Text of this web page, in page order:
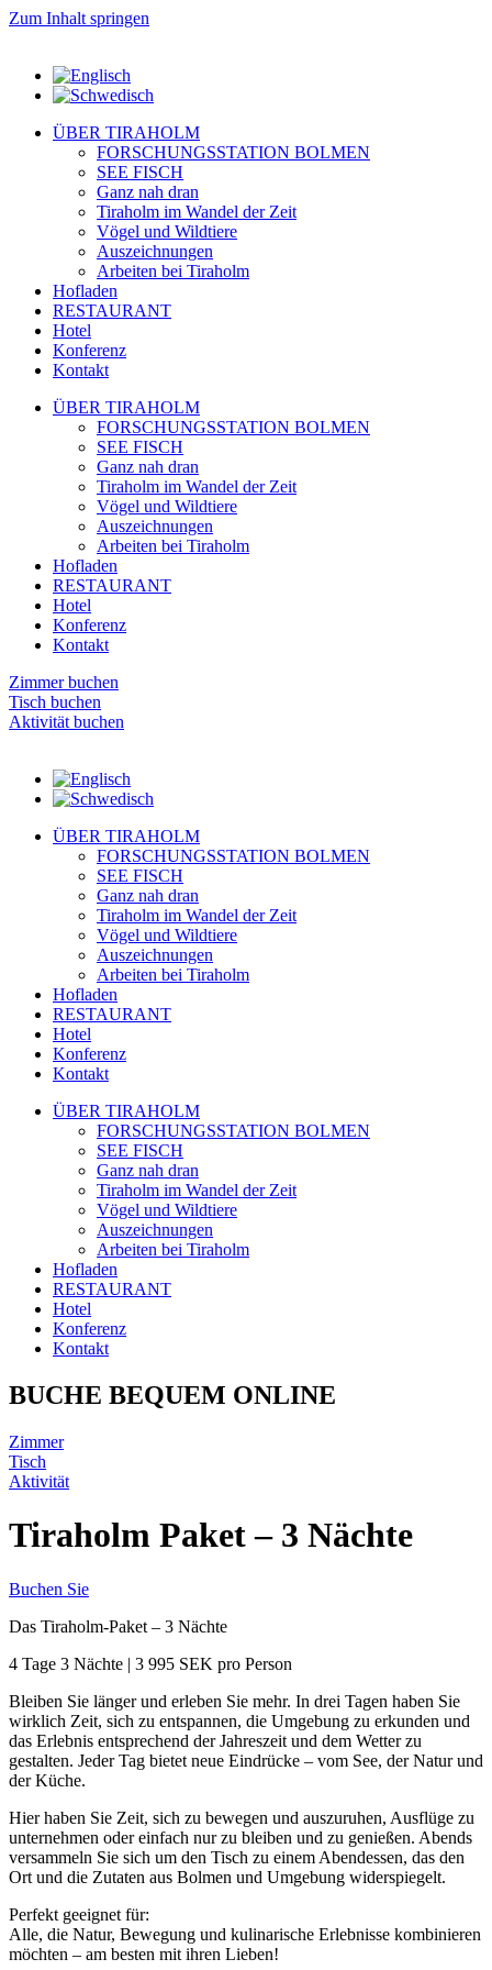
Zum Inhalt springen
ÜBER TIRAHOLM
FORSCHUNGSSTATION BOLMEN
SEE FISCH
Ganz nah dran
Tiraholm im Wandel der Zeit
Vögel und Wildtiere
Auszeichnungen
Arbeiten bei Tiraholm
Hofladen
RESTAURANT
Hotel
Konferenz
Kontakt
ÜBER TIRAHOLM
FORSCHUNGSSTATION BOLMEN
SEE FISCH
Ganz nah dran
Tiraholm im Wandel der Zeit
Vögel und Wildtiere
Auszeichnungen
Arbeiten bei Tiraholm
Hofladen
RESTAURANT
Hotel
Konferenz
Kontakt
Zimmer buchen
Tisch buchen
Aktivität buchen
ÜBER TIRAHOLM
FORSCHUNGSSTATION BOLMEN
SEE FISCH
Ganz nah dran
Tiraholm im Wandel der Zeit
Vögel und Wildtiere
Auszeichnungen
Arbeiten bei Tiraholm
Hofladen
RESTAURANT
Hotel
Konferenz
Kontakt
ÜBER TIRAHOLM
FORSCHUNGSSTATION BOLMEN
SEE FISCH
Ganz nah dran
Tiraholm im Wandel der Zeit
Vögel und Wildtiere
Auszeichnungen
Arbeiten bei Tiraholm
Hofladen
RESTAURANT
Hotel
Konferenz
Kontakt
BUCHE BEQUEM ONLINE
Zimmer
Tisch
Aktivität
Tiraholm Paket – 3 Nächte
Buchen Sie
Das Tiraholm-Paket – 3 Nächte
4 Tage 3 Nächte | 3 995 SEK pro Person
Bleiben Sie länger und erleben Sie mehr. In drei Tagen haben Sie
wirklich Zeit, sich zu entspannen, die Umgebung zu erkunden und
das Erlebnis entsprechend der Jahreszeit und dem Wetter zu
gestalten. Jeder Tag bietet neue Eindrücke – vom See, der Natur und
der Küche.
Hier haben Sie Zeit, sich zu bewegen und auszuruhen, Ausflüge zu
unternehmen oder einfach nur zu bleiben und zu genießen. Abends
versammeln Sie sich um den Tisch zu einem Abendessen, das den
Ort und die Zutaten aus Bolmen und Umgebung widerspiegelt.
Perfekt geeignet für:
Alle, die Natur, Bewegung und kulinarische Erlebnisse kombinieren
möchten – am besten mit ihren Lieben!